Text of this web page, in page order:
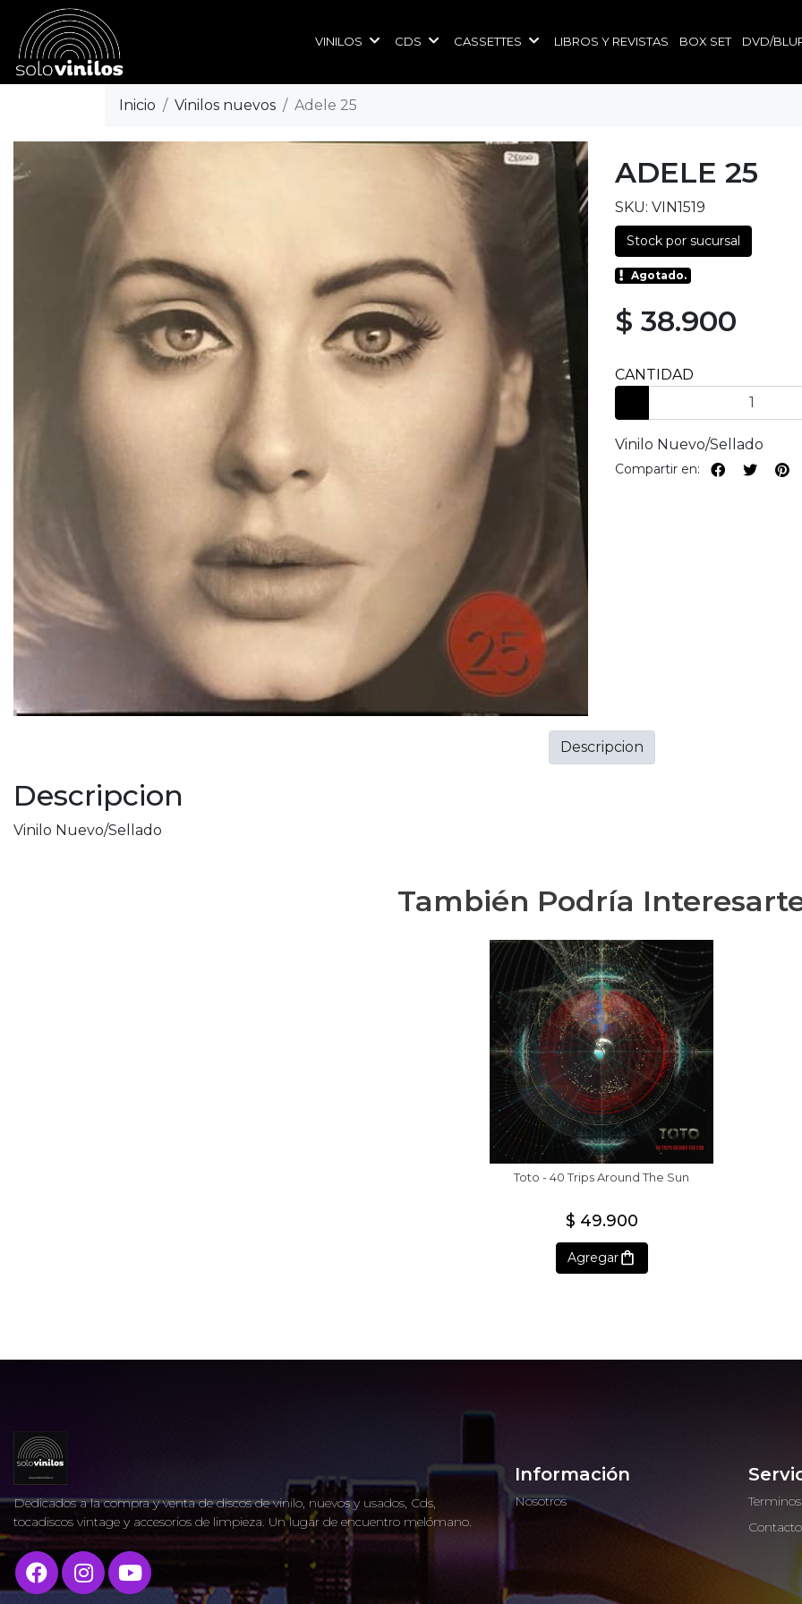
VINILOS CDS CASSETTES LIBROS Y REVISTAS BOX SET DVD/
Inicio Vinilos nuevos Adele 25
ADELE 25
SKU: VIN1519
Stock por sucursal
Agotado.
$ 38.900
CANTIDAD
Vinilo Nuevo/Sellado
Compartir en:
Descripcion
Vinilo Nuevo/Sellado
Descripcion
También Podría
Toto - 40 Trips Around The Sun
$ 49.900
Agregar
Dedicados a la compra y venta de discos de vinilo, nuevos y usados, Cds,
tocadiscos vintage y accesorios de limpieza. Un lugar de encuentro melómano.
Información
Nosotros
Contacto